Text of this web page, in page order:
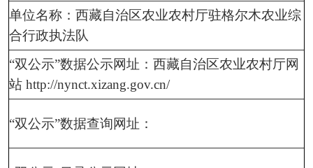
单位名称：西藏自治区农业农村厅驻格尔木农业综
合行政执法队
“双公示”数据公示网址：西藏自治区农业农村厅网
站 http://nynct.xizang.gov.cn/
“双公示”数据查询网址：